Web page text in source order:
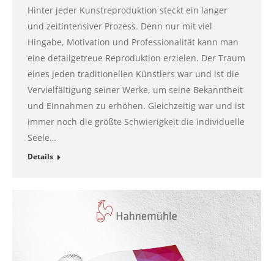
Hinter jeder Kunstreproduktion steckt ein langer
und zeitintensiver Prozess. Denn nur mit viel
Hingabe, Motivation und Professionalität kann man
eine detailgetreue Reproduktion erzielen. Der Traum
eines jeden traditionellen Künstlers war und ist die
Vervielfältigung seiner Werke, um seine Bekanntheit
und Einnahmen zu erhöhen. Gleichzeitig war und ist
immer noch die größte Schwierigkeit die individuelle
Seele…
Details